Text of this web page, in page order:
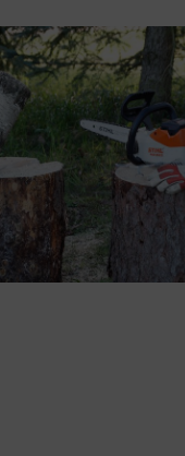
fai da te
il lavoro sulla nuova
rapidamente e sia
adatto. STIHL offre
per progetti fai da te.